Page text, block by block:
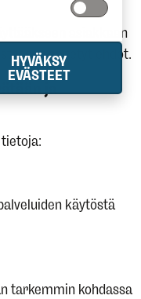
asiakkaan
esitetyt ehdot.
ja
käytöstä
tarkemmin kohdassa
HYVÄKSY
EVÄSTEET